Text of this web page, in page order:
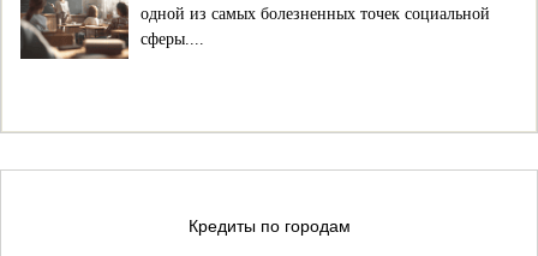
одной из самых болезненных точек социальной
сферы....
Кредиты по городам